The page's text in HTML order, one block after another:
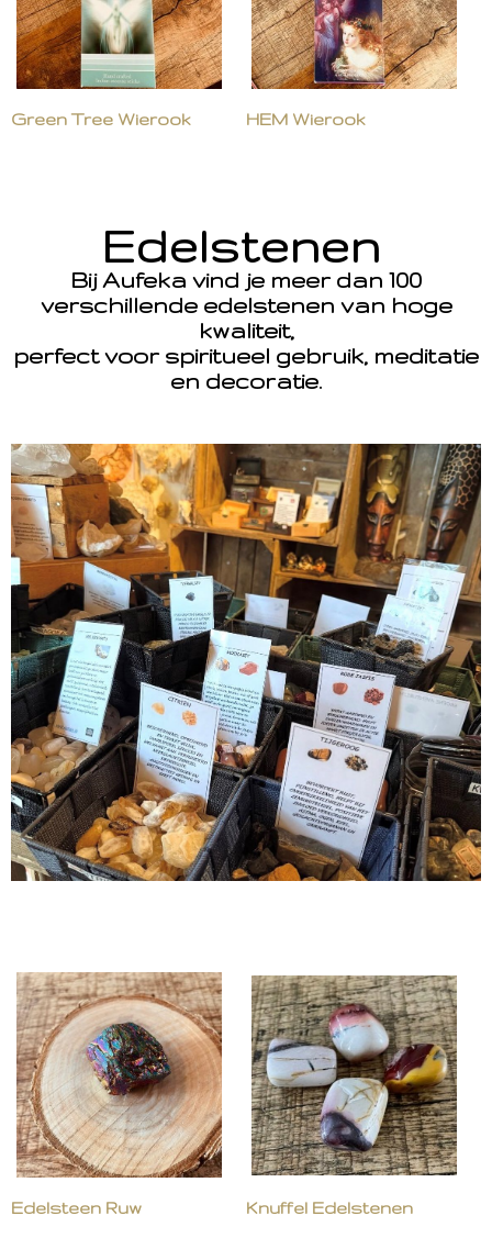
Green Tree Wierook HEM Wierook
Edelstenen
Bij Aufeka vind je meer dan 100
verschillende edelstenen van hoge
kwaliteit,
perfect voor spiritueel gebruik, meditatie
en decoratie.
Edelsteen Ruw Knuffel Edelstenen